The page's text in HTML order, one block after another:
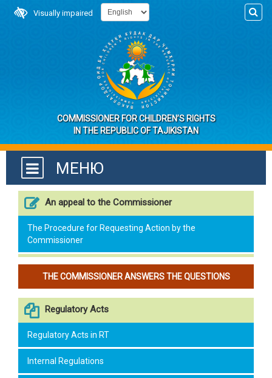
Visually impaired
COMMISSIONER FOR CHILDREN’S RIGHTS
IN THE REPUBLIC OF TAJIKISTAN
МЕНЮ
An appeal to the Commissioner
The Procedure for Requesting Action by the
Commissioner
THE COMMISSIONER ANSWERS THE QUESTIONS
Regulatory Acts
Regulatory Acts in RT
Internal Regulations